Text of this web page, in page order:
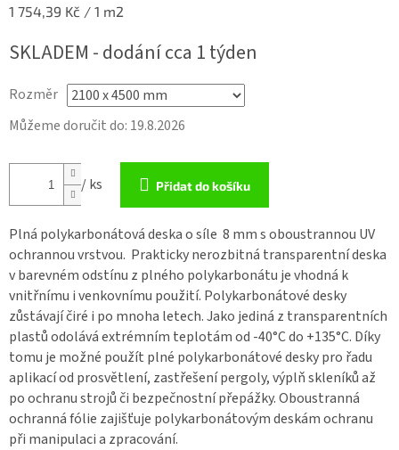
Měrná
1 754,39 Kč / 1 m2
SKLADEM - dodání cca 1 týden
Rozměr
Můžeme doručit do: 19.8.2026
/ ks Přidat do košíku
Plná polykarbonátová deska o síle 8 mms oboustrannou UV
ochrannou vrstvou. Prakticky nerozbitná transparentní deska
v barevném odstínu z plného polykarbonátu je vhodná k
vnitřnímu i venkovnímu použití. Polykarbonátové desky
zůstávají čiré i po mnoha letech. Jako jediná z transparentních
plastů odolává extrémním teplotám od -40°C do +135°C. Díky
tomu je možné použít plné polykarbonátové deskypro řadu
aplikací od prosvětlení, zastřešení pergoly, výplň skleníků až
po ochranu strojů či bezpečnostní přepážky. Oboustranná
ochranná fólie zajišťuje polykarbonátovým deskámochranu
při manipulaci a zpracování.